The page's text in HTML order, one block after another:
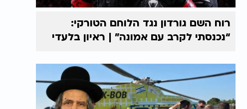
רוח השם גורדון נגד הלוחם הטורקי:
“נכנסתי לקרב עם אמונה” | ראיון בלעדי